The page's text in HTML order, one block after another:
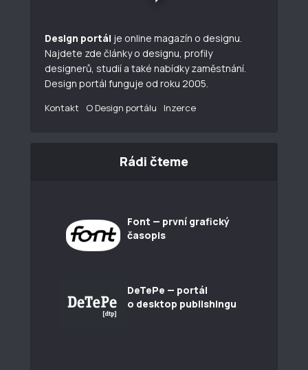
Design portál je online magazín o designu.
Najdete zde články o designu, profily
designerů, studií a také nabídky zaměstnání.
Design portál funguje od roku 2005.
Kontakt O Design portálu Inzerce
Rádi čteme
Font — první grafický
časopis
DeTePe — portál
o desktop publishingu